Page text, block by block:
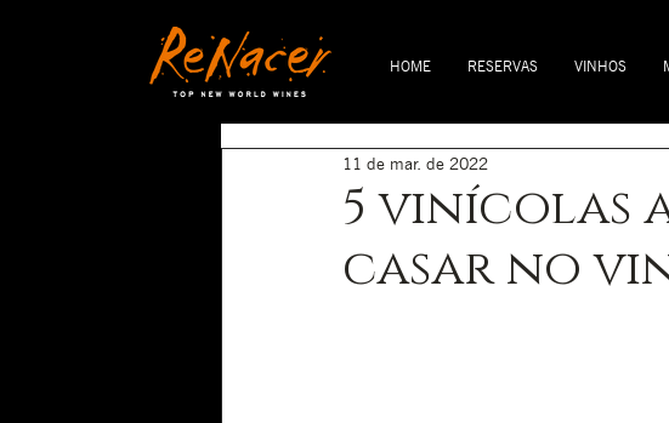
HOME RESERVAS VINHOS
5 vinícolas
casar no
11 de mar. de 2022